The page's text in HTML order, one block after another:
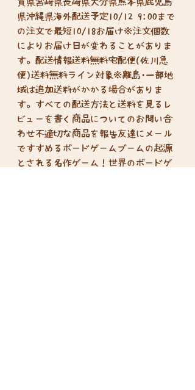
県沖縄県海外配送予定10/12 9:00まで
の注文で最短10/18お届け※注文個数
によりお届け日が変わることがありま
す。配送情報送料無料宅配便(佐川急
便)送料無料ライン対象※離島･一部地
域は追加送料がかかる場合がありま
す。すべての配送方法と送料を見るレ
ビューを書く商品についてのお問い合
わせ不適切な商品を報告友達にメール
ですすめるボードゲームブームの起源
とされる名作ゲーム！世界のボードゲ